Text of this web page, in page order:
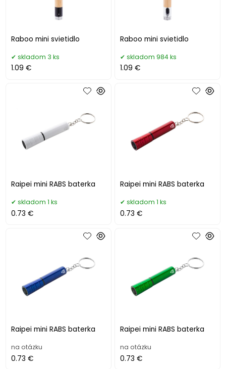
Raboo mini svietidlo
skladom 3 ks
1.09 €
Raboo mini svietidlo
skladom 984 ks
1.09 €
Raipei mini RABS baterka
skladom 1 ks
0.73 €
Raipei mini RABS baterka
skladom 1 ks
0.73 €
Raipei mini RABS baterka
na otázku
0.73 €
Raipei mini RABS baterka
na otázku
0.73 €